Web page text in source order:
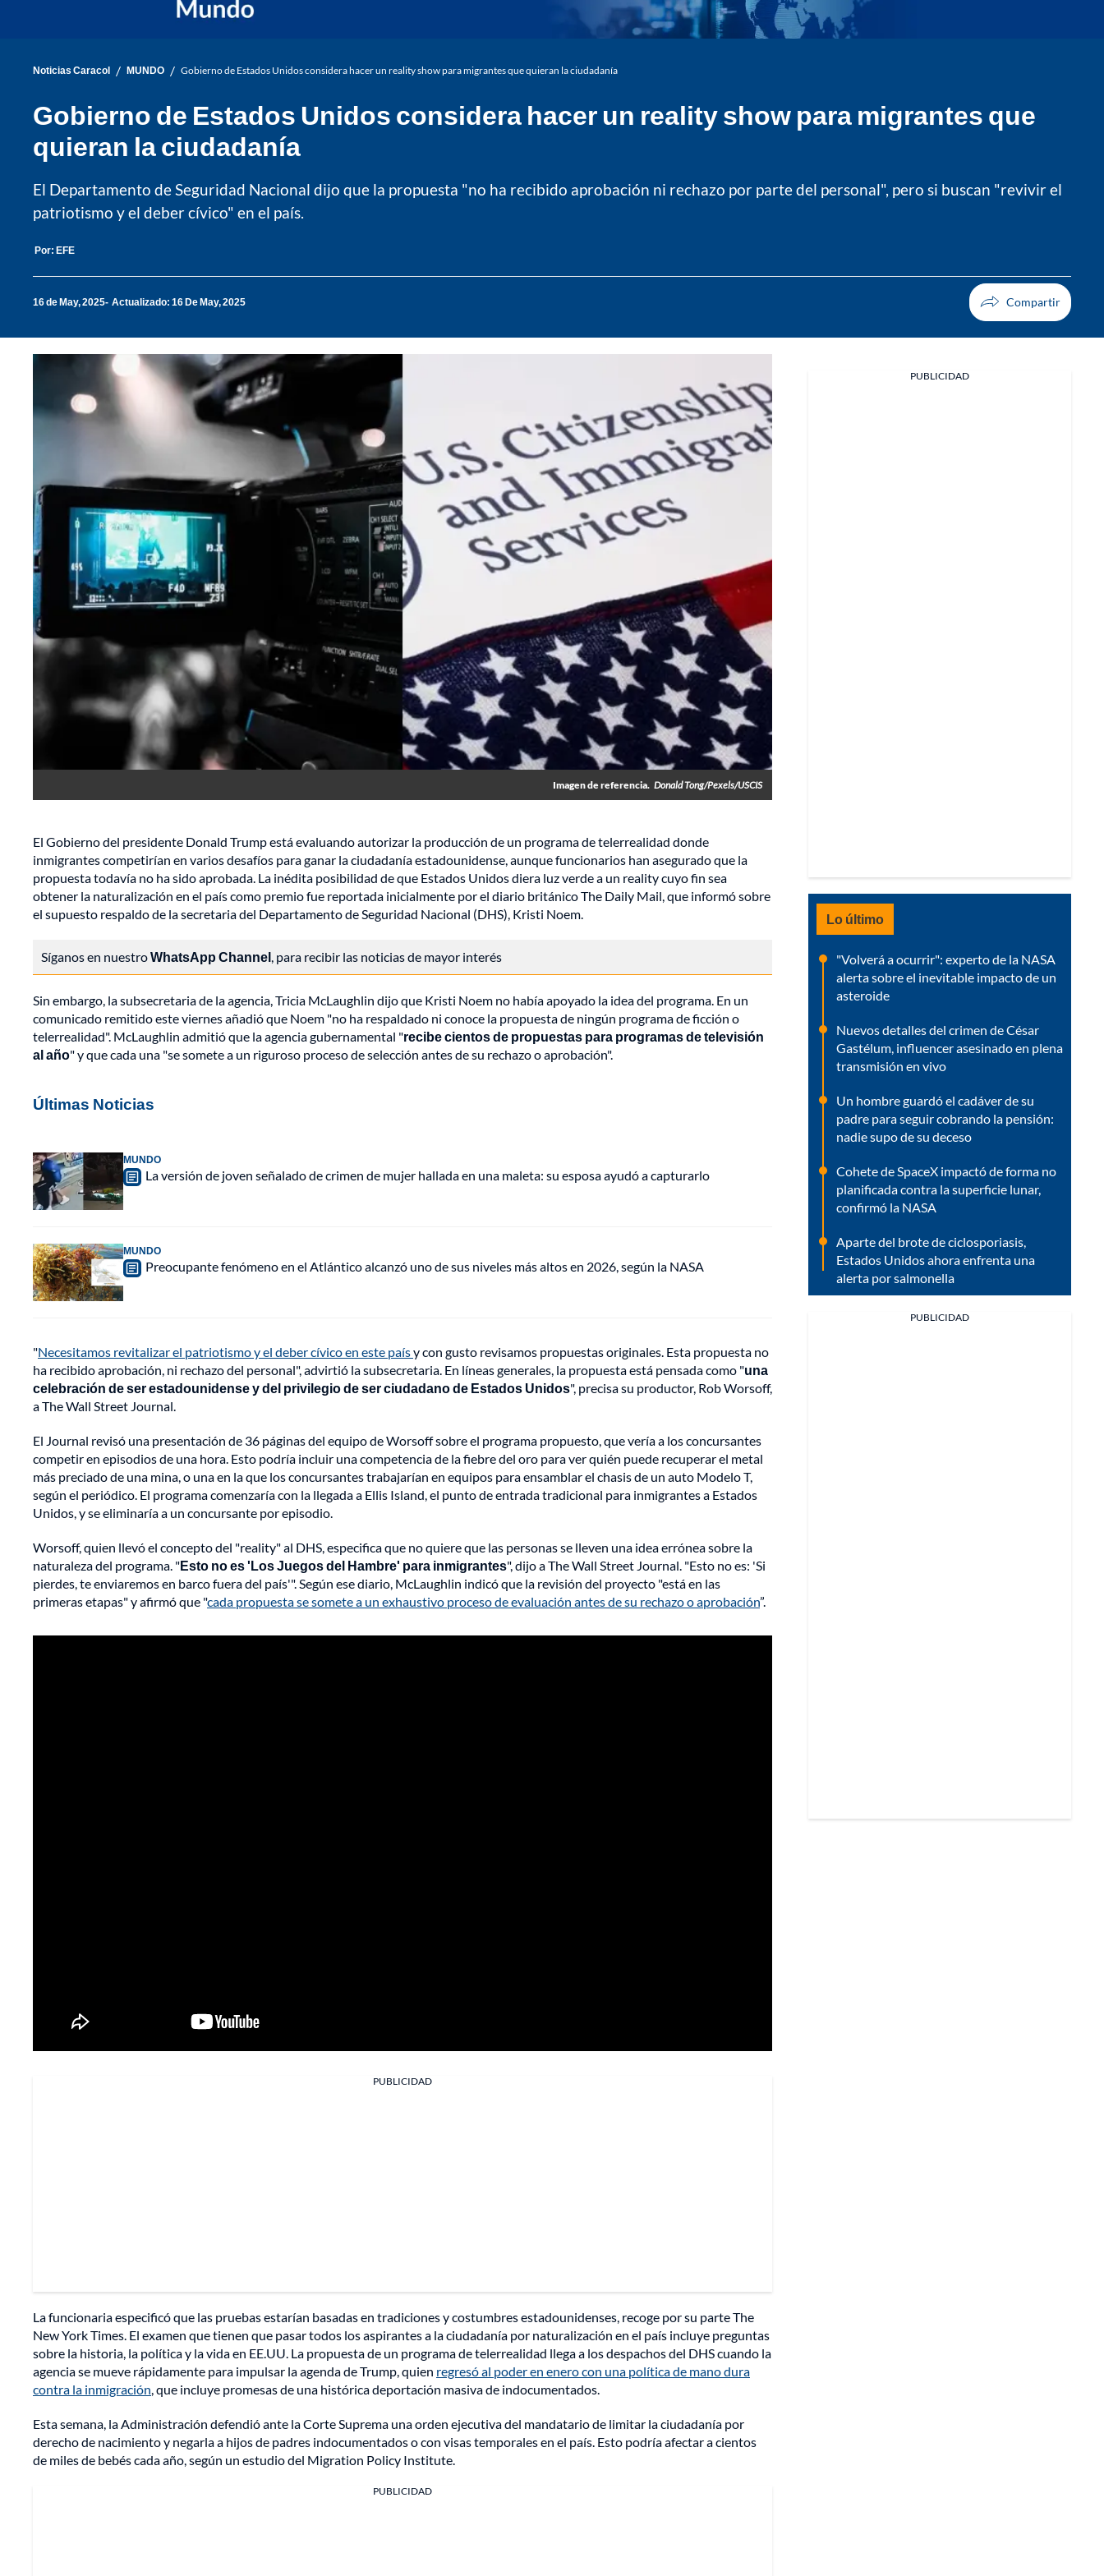
Noticias Caracol / MUNDO / Gobierno de Estados Unidos considera hacer un reality show para migrantes que quieran la ciudadanía
Gobierno de Estados Unidos considera hacer un reality show para migrantes que
quieran la ciudadanía
El Departamento de Seguridad Nacional dijo que la propuesta "no ha recibido aprobación ni rechazo por parte del personal", pero si buscan "revivir el
patriotismo y el deber cívico" en el país.
Por: EFE
16 de May, 2025 Actualizado: 16 De May, 2025
Imagen de referencia. Donald Tong/Pexels/USCIS
El Gobierno del presidente Donald Trump está evaluando autorizar la producción de un programa de telerrealidad donde
inmigrantes competirían en varios desafíos para ganar la ciudadanía estadounidense, aunque funcionarios han asegurado que la
propuesta todavía no ha sido aprobada. La inédita posibilidad de que Estados Unidos diera luz verde a un reality cuyo fin sea
obtener la naturalización en el país como premio fue reportada inicialmente por el diario británico The Daily Mail, que informó sobre
el supuesto respaldo de la secretaria del Departamento de Seguridad Nacional (DHS), Kristi Noem.
Síganos en nuestroWhatsApp Channel, para recibir las noticias de mayor interés
Sin embargo, la subsecretaria de la agencia, Tricia McLaughlin dijo que Kristi Noem no había apoyado la idea del programa. En un
comunicado remitido este viernes añadió que Noem "no ha respaldado ni conoce la propuesta de ningún programa de ficción o
telerrealidad". McLaughlin admitió que la agencia gubernamental "recibe cientos de propuestas para programas de televisión
al año" y que cada una "se somete a un riguroso proceso de selección antes de su rechazo o aprobación".
Últimas Noticias
MUNDO
La versión de joven señalado de crimen de mujer hallada en una maleta: su esposa ayudó a capturarlo
MUNDO
Preocupante fenómeno en el Atlántico alcanzó uno de sus niveles más altos en 2026, según la NASA
"Necesitamos revitalizar el patriotismo y el deber cívico en este paísy con gusto revisamos propuestas originales. Esta propuesta no
ha recibido aprobación, ni rechazo del personal", advirtió la subsecretaria. En líneas generales, la propuesta está pensada como "una
celebración de ser estadounidense y del privilegio de ser ciudadano de Estados Unidos", precisa su productor, Rob Worsoff,
a The Wall Street Journal.
El Journal revisó una presentación de 36 páginas del equipo de Worsoff sobre el programa propuesto, que vería a los concursantes
competir en episodios de una hora. Esto podría incluir una competencia de la fiebre del oro para ver quién puede recuperar el metal
más preciado de una mina, o una en la que los concursantes trabajarían en equipos para ensamblar el chasis de un auto Modelo T,
según el periódico. El programa comenzaría con la llegada a Ellis Island, el punto de entrada tradicional para inmigrantes a Estados
Unidos, y se eliminaría a un concursante por episodio.
Worsoff, quien llevó el concepto del "reality" al DHS, especifica que no quiere que las personas se lleven una idea errónea sobre la
naturaleza del programa. "Esto no es 'Los Juegos del Hambre' para inmigrantes", dijo a The Wall Street Journal. "Esto no es: 'Si
pierdes, te enviaremos en barco fuera del país'". Según ese diario, McLaughlin indicó que la revisión del proyecto "está en las
primeras etapas" y afirmó que "cada propuesta se somete a un exhaustivo proceso de evaluación antes de su rechazo o aprobación”.
PUBLICIDAD
La funcionaria especificó que las pruebas estarían basadas en tradiciones y costumbres estadounidenses, recoge por su parte The
New York Times. El examen que tienen que pasar todos los aspirantes a la ciudadanía por naturalización en el país incluye preguntas
sobre la historia, la política y la vida en EE.UU. La propuesta de un programa de telerrealidad llega a los despachos del DHS cuando la
agencia se mueve rápidamente para impulsar la agenda de Trump, quien regresó al poder en enero con una política de mano dura
contra la inmigración, que incluye promesas de una histórica deportación masiva de indocumentados.
Esta semana, la Administración defendió ante la Corte Suprema una orden ejecutiva del mandatario de limitar la ciudadanía por
derecho de nacimiento y negarla a hijos de padres indocumentados o con visas temporales en el país. Esto podría afectar a cientos
de miles de bebés cada año, según un estudio del Migration Policy Institute.
PUBLICIDAD
PUBLICIDAD
Lo último
"Volverá a ocurrir": experto de la NASA
alerta sobre el inevitable impacto de un
asteroide
Nuevos detalles del crimen de César
Gastélum, influencer asesinado en plena
transmisión en vivo
Un hombre guardó el cadáver de su
padre para seguir cobrando la pensión:
nadie supo de su deceso
Cohete de SpaceX impactó de forma no
planificada contra la superficie lunar,
confirmó la NASA
Aparte del brote de ciclosporiasis,
Estados Unidos ahora enfrenta una
alerta por salmonella
PUBLICIDAD